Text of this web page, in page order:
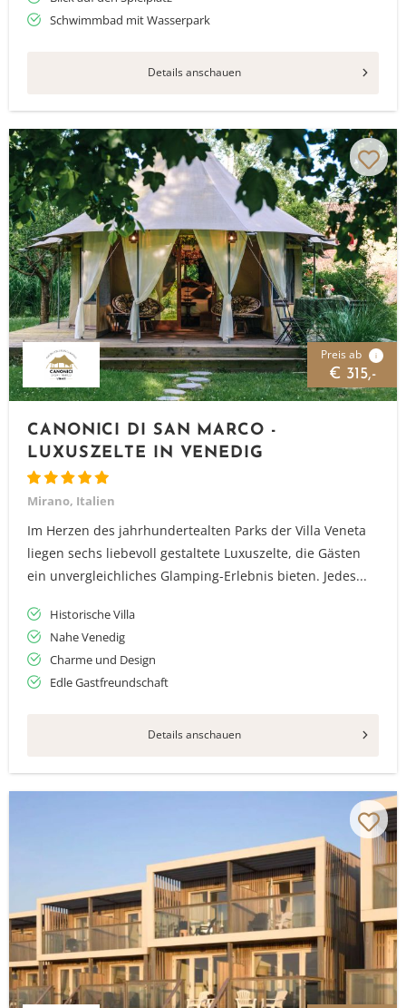
Schwimmbad mit Wasserpark
Details anschauen
Preis ab i
€ 315,-
CANONICI DI SAN MARCO -
LUXUSZELTE IN VENEDIG
Mirano, Italien
Im Herzen des jahrhundertealten Parks der Villa Veneta
liegen sechs liebevoll gestaltete Luxuszelte, die Gästen
ein unvergleichliches Glamping-Erlebnis bieten. Jedes...
Historische Villa
Nahe Venedig
Charme und Design
Edle Gastfreundschaft
Details anschauen